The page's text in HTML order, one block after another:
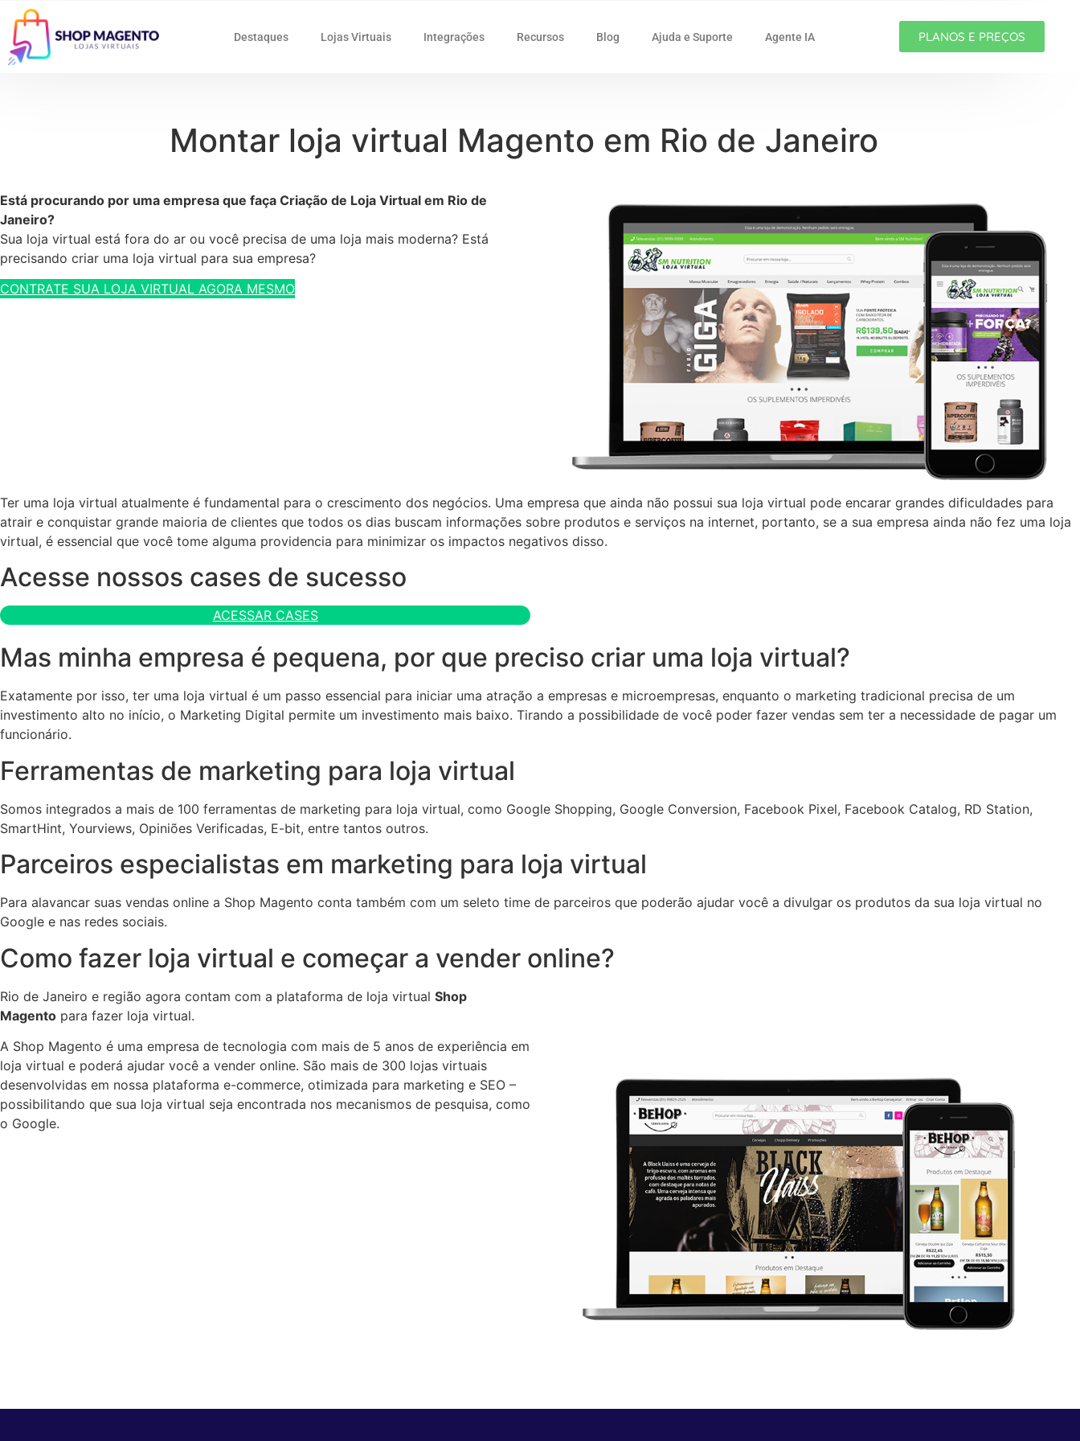
Destaques Lojas Virtuais Integrações Recursos Blog Ajuda e Suporte Agente IA PLANOS E PREÇOS
Montar loja virtual Magento em Rio de Janeiro
Está procurando por uma empresa que faça Criação de Loja Virtual em Rio de
Janeiro?
Sua loja virtual está fora do ar ou você precisa de uma loja mais moderna? Está
precisando criar uma loja virtual para sua empresa?
CONTRATE SUA LOJA VIRTUAL AGORA MESMO
Ter uma loja virtual atualmente é fundamental para o crescimento dos negócios. Uma empresa que ainda não possui sua loja virtual pode encarar grandes dificuldades para
atrair e conquistar grande maioria de clientes que todos os dias buscam informações sobre produtos e serviços na internet, portanto, se a sua empresa ainda não fez uma loja
virtual, é essencial que você tome alguma providencia para minimizar os impactos negativos disso.
Acesse nossos cases de sucesso
ACESSAR CASES
Mas minha empresa é pequena, por que preciso criar uma loja virtual?
Exatamente por isso, ter uma loja virtual é um passo essencial para iniciar uma atração a empresas e microempresas, enquanto o marketing tradicional precisa de um
investimento alto no início, o Marketing Digital permite um investimento mais baixo. Tirando a possibilidade de você poder fazer vendas sem ter a necessidade de pagar um
funcionário.
Ferramentas de marketing para loja virtual
Somos integrados a mais de 100 ferramentas de marketing para loja virtual, como Google Shopping, Google Conversion, Facebook Pixel, Facebook Catalog, RD Station,
SmartHint, Yourviews, Opiniões Verificadas, E-bit, entre tantos outros.
Parceiros especialistas em marketing para loja virtual
Para alavancar suas vendas online a Shop Magento conta também com um seleto time de parceiros que poderão ajudar você a divulgar os produtos da sua loja virtual no
Google e nas redes sociais.
Como fazer loja virtual e começar a vender online?
Rio de Janeiro e região agora contam com a plataforma de loja virtual Shop
Magento para fazer loja virtual.
A Shop Magento é uma empresa de tecnologia com mais de 5 anos de experiência em
loja virtual e poderá ajudar você a vender online. São mais de 300 lojas virtuais
desenvolvidas em nossa plataforma e-commerce, otimizada para marketing e SEO –
possibilitando que sua loja virtual seja encontrada nos mecanismos de pesquisa, como
o Google.